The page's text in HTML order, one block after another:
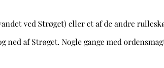
ved Strøget) eller et af de andre
af Strøget. Nogle gange med